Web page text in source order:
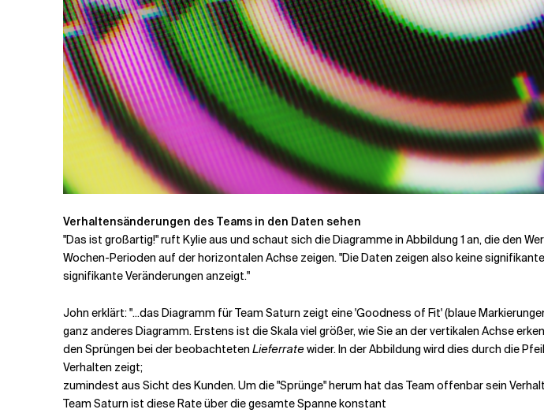
Verhaltensänderungen des Teams in den Daten sehen
"Das ist großartig!" ruft Kylie aus und schaut sich die Diagramme in Abbildung 1 an, die den
Wochen-Perioden auf der horizontalen Achse zeigen. "Die Daten zeigen also keine
signifikante Veränderungen anzeigt."
John erklärt: "...das Diagramm für Team Saturn zeigt eine 'Goodness of Fit' (blaue
ganz anderes Diagramm. Erstens ist die Skala viel größer, wie Sie an der vertikalen Achse
den Sprüngen bei der beobachteten Lieferratewider. In der Abbildung wird dies durch die
Verhalten zeigt;
zumindest aus Sicht des Kunden. Um die "Sprünge" herum hat das Team offenbar sein
Team Saturn ist diese Rate über die gesamte Spanne konstant